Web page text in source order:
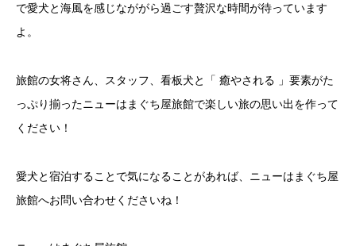
で愛犬と海風を感じなががら過ごす贅沢な時間が待っています
よ。
旅館の女将さん、スタッフ、看板犬と「 癒やされる 」要素がた
っぷり揃ったニューはまぐち屋旅館で楽しい旅の思い出を作って
ください！
愛犬と宿泊することで気になることがあれば、ニューはまぐち屋
旅館へお問い合わせくださいね！